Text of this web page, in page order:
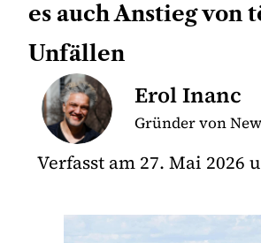
es auch Anstieg von
Unfällen
Erol Inanc
Gründer von
Verfasst am 27. Mai 2026